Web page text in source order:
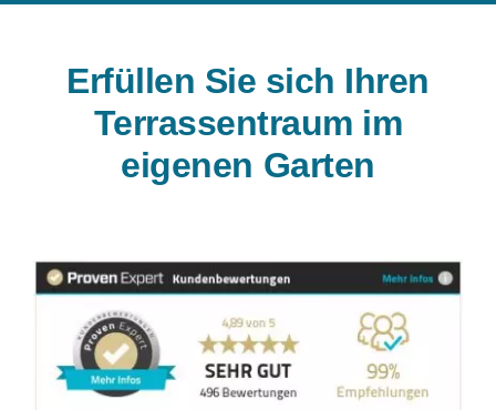
Erfüllen Sie sich Ihren
Terrassentraum im
eigenen Garten